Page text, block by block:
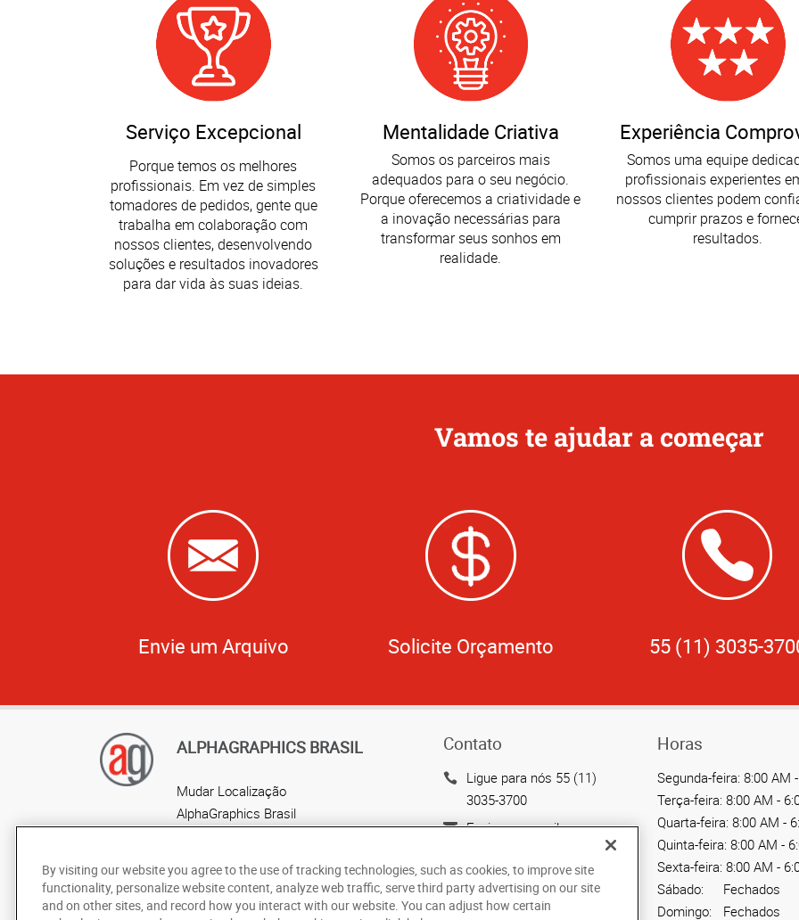
Serviço Excepcional
Porque temos os melhores
profissionais. Em vez de simples
tomadores de pedidos, gente que
trabalha em colaboração com
nossos clientes, desenvolvendo
soluções e resultados inovadores
para dar vida às suas ideias.
Mentalidade Criativa
Somos os parceiros mais
adequados para o seu negócio.
Porque oferecemos a criatividade e
a inovação necessárias para
transformar seus sonhos em
realidade.
Experiência
Somos uma equipe
profissionais experientes
nossos clientes podem
cumprir prazos e
resultados.
Vamos te ajudar a começar
Envie um Arquivo Solicite Orçamento 55 (11) 3035-
ALPHAGRAPHICS BRASIL
Mudar Localização
AlphaGraphics Brasil
Contato
Ligue para nós 55 (11)
3035-3700
Enviar um email
475 - Vila Sônia
Sao Paulo, SP 05538-010
Horas
Segunda-feira: 8:00 AM
Terça-feira: 8:00 AM -
Quarta-feira: 8:00 AM -
Quinta-feira: 8:00 AM -
Sexta-feira: 8:00 AM -
Sábado:
Fechados
Domingo:
Fechados
By visiting our website you agree to the use of tracking technologies, such as cookies, to improve site
functionality, personalize website content, analyze web traffic, serve third party advertising on our site
and on other sites, and record how you interact with our website. You can adjust how certain